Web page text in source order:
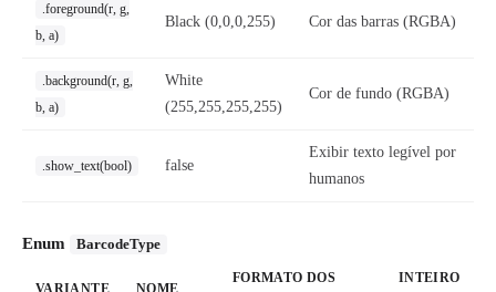
.foreground(r, g,
b, a)
Black (0,0,0,255) Cor das barras (RGBA)
.background(r, g,
b, a)
White
(255,255,255,255)
Cor de fundo (RGBA)
.show_text(bool) false
Exibir texto legível por
humanos
Enum BarcodeType
VARIANTE NOME
FORMATO DOS
INTEIRO